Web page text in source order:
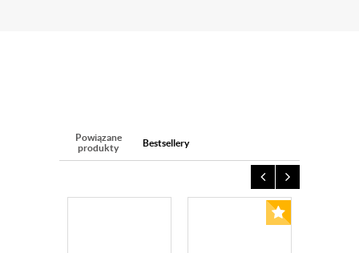
Powiązane
produkty
Bestsellery